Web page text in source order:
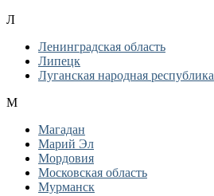
Л
Ленинградская область
Липецк
Луганская народная республика
М
Магадан
Марий Эл
Мордовия
Московская область
Мурманск